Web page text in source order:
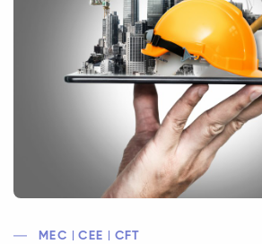
MEC | CEE | CFT